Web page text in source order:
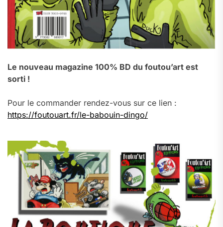
Le nouveau magazine 100% BD du foutou’art est
sorti !
Pour le commander rendez-vous sur ce lien :
https://foutouart.fr/le-babouin-dingo/